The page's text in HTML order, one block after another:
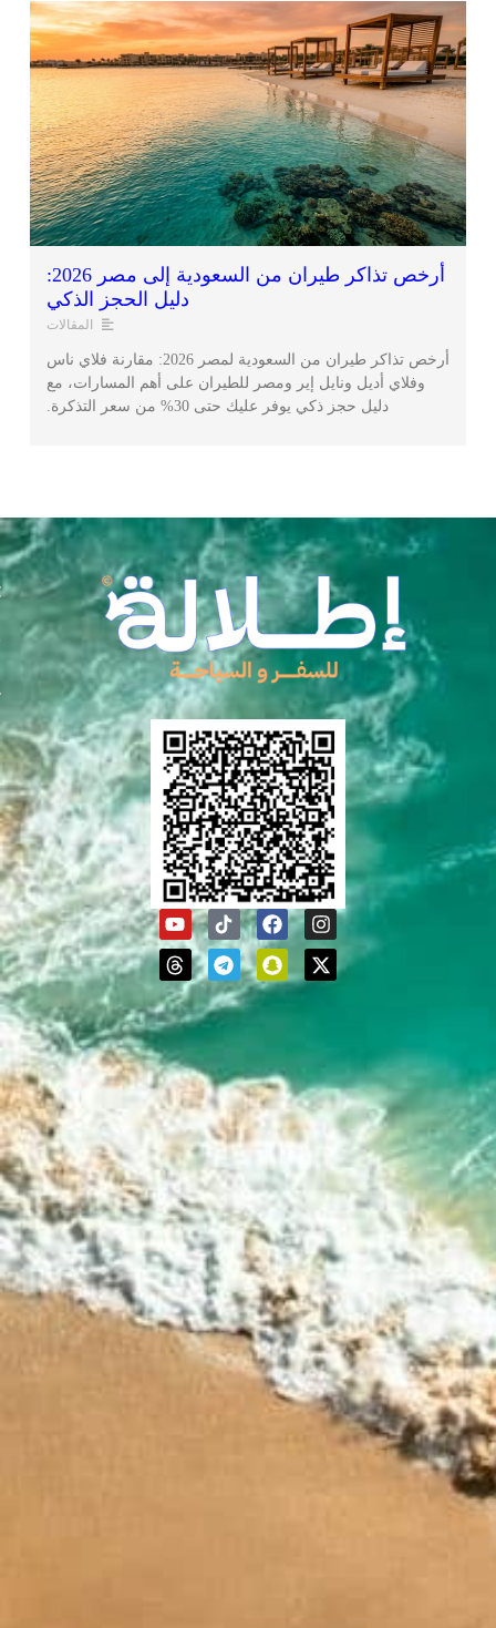
أرخص تذاكر طيران من السعودية إلى مصر 2026:
دليل الحجز الذكي
المقالات
أرخص تذاكر طيران من السعودية لمصر 2026: مقارنة فلاي ناس
وفلاي أديل ونايل إير ومصر للطيران على أهم المسارات، مع
دليل حجز ذكي يوفر عليك حتى 30% من سعر التذكرة.